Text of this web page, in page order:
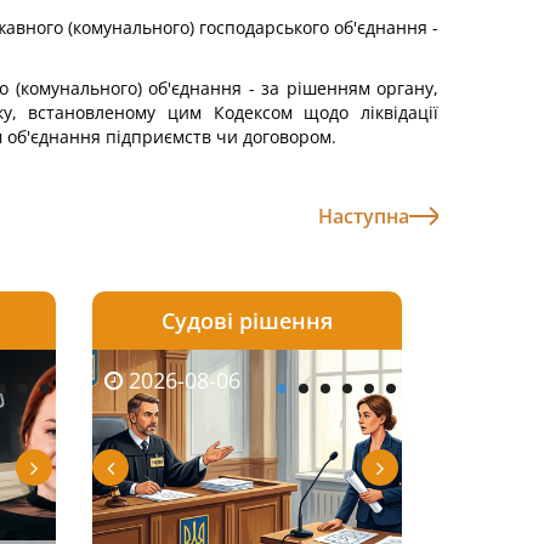
(комунального) господарського об'єднання -
(комунального) об'єднання - за рішенням органу,
встановленому цим Кодексом щодо ліквідації
об'єднання підприємств чи договором.
Наступна
2026-08-05 2026-08-05
2026-08-03 2026-08-03
2026-08-06 2026-08-06
Судові рішення
2026-08-06